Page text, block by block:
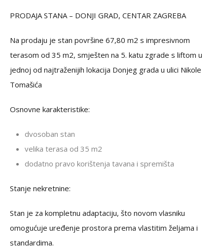
PRODAJA STANA – DONJI GRAD, CENTAR ZAGREBA
Na prodaju je stan površine 67,80 m2 s impresivnom
terasom od 35 m2, smješten na 5. katu zgrade s liftom u
jednoj od najtraženijih lokacija Donjeg grada u ulici Nikole
Tomašića
Osnovne karakteristike:
dvosoban stan
velika terasa od 35 m2
dodatno pravo korištenja tavana i spremišta
Stanje nekretnine:
Stan je za kompletnu adaptaciju, što novom vlasniku
omogućuje uređenje prostora prema vlastitim željama i
standardima.